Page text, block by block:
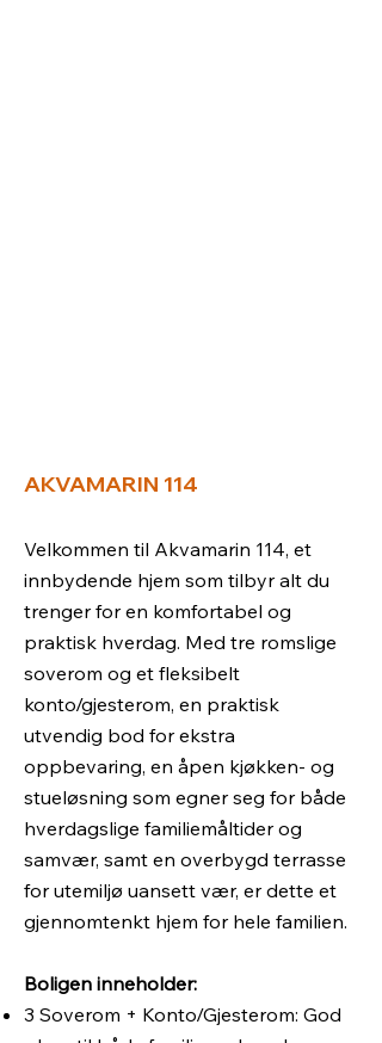
AKVAMARIN 114
Velkommen til Akvamarin 114, et
innbydende hjem som tilbyr alt du
trenger for en komfortabel og
praktisk hverdag. Med tre romslige
soverom og et fleksibelt
konto/gjesterom, en praktisk
utvendig bod for ekstra
oppbevaring, en åpen kjøkken- og
stueløsning som egner seg for både
hverdagslige familiemåltider og
samvær, samt en overbygd terrasse
for utemiljø uansett vær, er dette et
gjennomtenkt hjem for hele familien.
Boligen inneholder:
3 Soverom + Konto/Gjesterom: God